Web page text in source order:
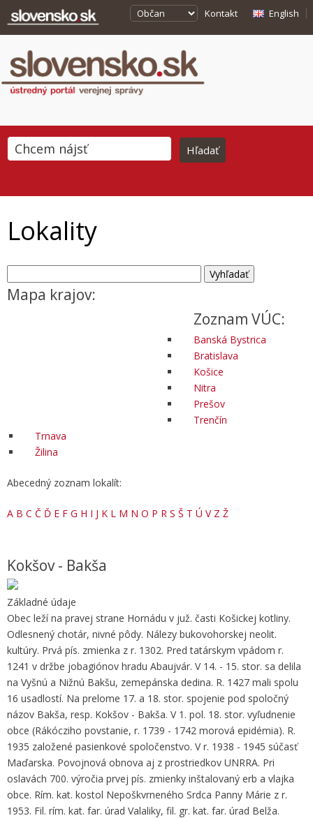
Kontakt English
Lokality
Mapa krajov:
Zoznam VÚC:
Banská Bystrica
Bratislava
Košice
Nitra
Prešov
Trenčín
Trnava
Žilina
Abecedný zoznam lokalít:
A B C Č Ď E F G H I J K L M N O P R S Š T Ú V Z Ž
Kokšov - Bakša
Základné údaje
Obec leží na pravej strane Hornádu v juž. časti Košickej kotliny.
Odlesnený chotár, nivné pôdy. Nálezy bukovohorskej neolit.
kultúry. Prvá pís. zmienka z r. 1302. Pred tatárskym vpádom r.
1241 v držbe jobagiónov hradu Abaujvár. V 14. - 15. stor. sa delila
na Vyšnú a Nižnú Bakšu, zemepánska dedina. R. 1427 mali spolu
16 usadlostí. Na prelome 17. a 18. stor. spojenie pod spoločný
názov Bakša, resp. Kokšov - Bakša. V 1. pol. 18. stor. vyľudnenie
obce (Rákócziho povstanie, r. 1739 - 1742 morová epidémia). R.
1935 založené pasienkové spoločenstvo. V r. 1938 - 1945 súčasť
Maďarska. Povojnová obnova aj z prostriedkov UNRRA. Pri
oslavách 700. výročia prvej pís. zmienky inštalovaný erb a vlajka
obce. Rím. kat. kostol Nepoškvrneného Srdca Panny Márie z r.
1953. Fil. rím. kat. far. úrad Valaliky, fil. gr. kat. far. úrad Belža.